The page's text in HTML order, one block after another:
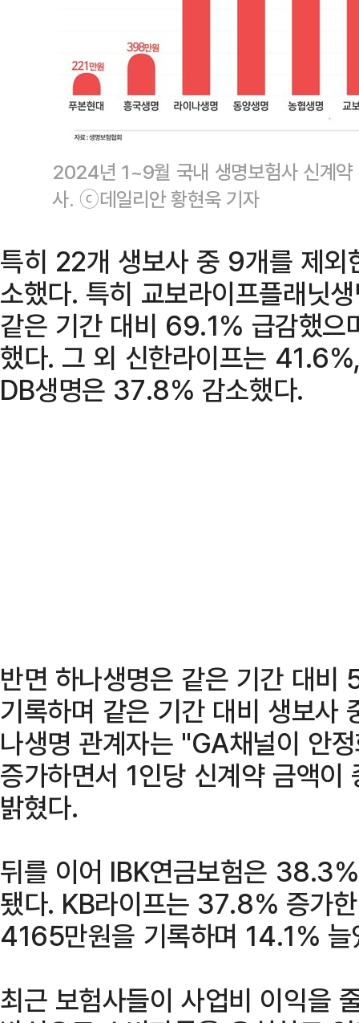
2024년 1~9월 국내 생명보험사 신계
사. ⓒ데일리안 황현욱 기자
특히 22개 생보사 중 9개를 제
소했다. 특히 교보라이프플래닛
같은 기간 대비 69.1% 급감했
했다. 그 외 신한라이프는
DB생명은 37.8% 감소했다.
반면 하나생명은 같은 기간 대
기록하며 같은 기간 대비 생보사
나생명 관계자는 "GA채널이 안
증가하면서 1인당 신계약 금액
밝혔다.
뒤를 이어 IBK연금보험은
됐다. KB라이프는 37.8% 증가
4165만원을 기록하며 14.1% 늘
최근 보험사들이 사업비 이익을